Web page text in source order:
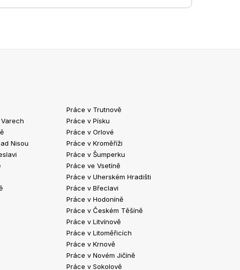
Nisou
Práce v Trutnově
Práce v Písku
Práce v Orlové
Práce v Kroměříži
Práce v Šumperku
Práce ve Vsetíně
Práce v Uherském Hradišti
Práce v Břeclavi
Práce v Hodoníně
Práce v Českém Těšíně
Práce v Litvínově
Práce v Litoměřicích
Práce v Krnově
Práce v Novém Jičíně
Práce v Sokolově